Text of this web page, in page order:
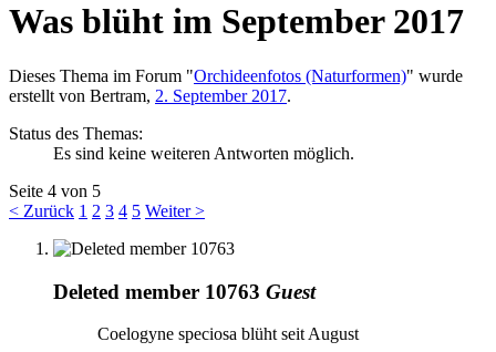
Was blüht im September 2017
Dieses Thema im Forum "Orchideenfotos (Naturformen)" wurde
erstellt von Bertram, 2. September 2017.
Status des Themas:
Es sind keine weiteren Antworten möglich.
Seite 4 von 5
< Zurück 1 2 3 4 5 Weiter >
Deleted member 10763 Guest
Coelogyne speciosa blüht seit August